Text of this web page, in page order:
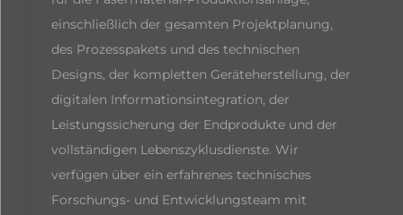
einschließlich der gesamten Projektplanung,
des Prozesspakets und des technischen
Designs, der kompletten Geräteherstellung, der
digitalen Informationsintegration, der
Leistungssicherung der Endprodukte und der
vollständigen Lebenszyklusdienste. Wir
verfügen über ein erfahrenes technisches
Forschungs- und Entwicklungsteam mit